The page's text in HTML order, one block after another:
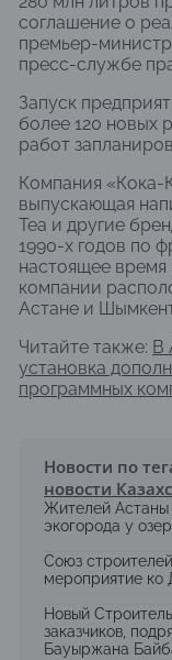
соглашение о
премьер-
пресс-службе
Запуск
более 120 новых
работ
Компания «Кока-
выпускающая
Tea и другие
1990-х годов по
настоящее
компании
Астане и
Читайте также: В
установка
программных
Новости по
новости
Жителей Астаны
экогорода у
Союз
мероприятие ко
Новый
заказчиков,
Бауыржана